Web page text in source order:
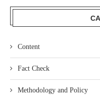
Content
Fact Check
Methodology and Policy